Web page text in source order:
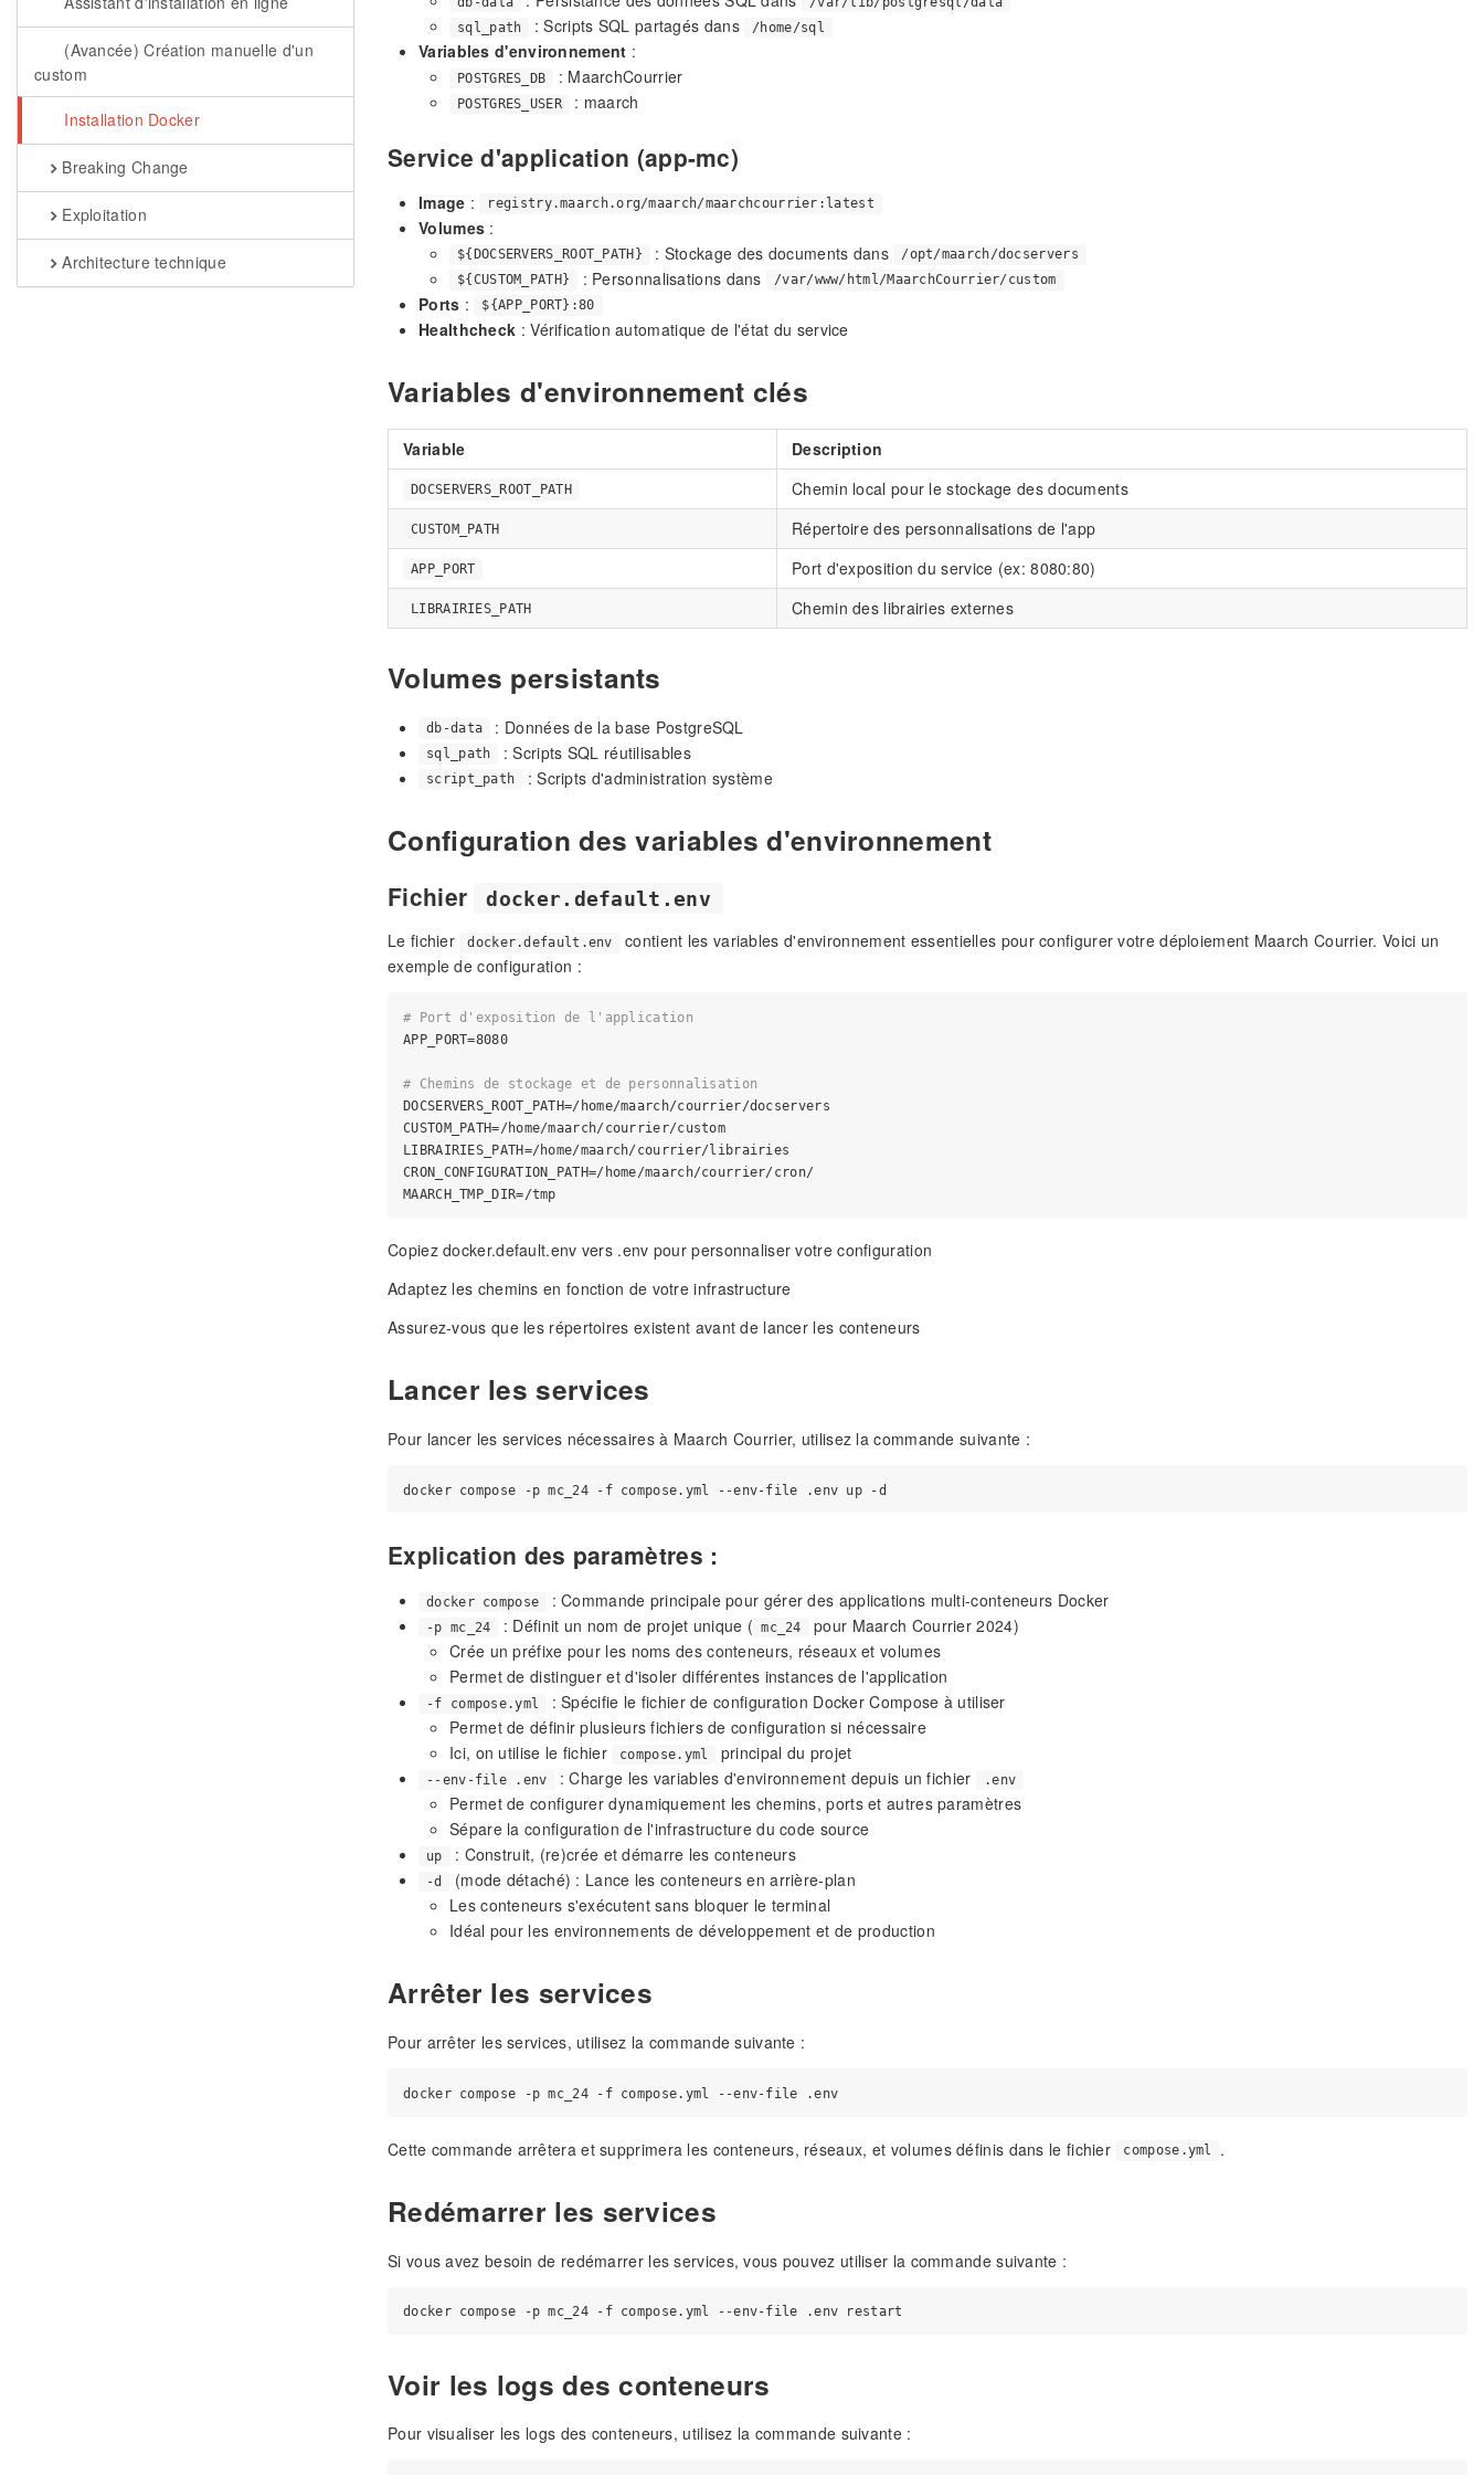
(Avancée) Création manuelle d'un
custom
Installation Docker
Breaking Change
Exploitation
Architecture technique
sql_path
: Scripts SQL partagés dans /home/sql
Variables d'environnement :
POSTGRES_DB : MaarchCourrier
POSTGRES_USER : maarch
Service d'application (app-mc)
Image : registry.maarch.org/maarch/maarchcourrier:latest
Volumes :
${DOCSERVERS_ROOT_PATH} : Stockage des documents dans
/opt/maarch/docservers
${CUSTOM_PATH}
: Personnalisations dans /var/www/html/MaarchCourrier/custom
Ports : ${APP_PORT}:80
Healthcheck : Vérification automatique de l'état du service
Variables d'environnement clés
Variable Description
DOCSERVERS_ROOT_PATH Chemin local pour le stockage des documents
CUSTOM_PATH Répertoire des personnalisations de l'app
APP_PORT Port d'exposition du service (ex: 8080:80)
LIBRAIRIES_PATH Chemin des librairies externes
Volumes persistants
db-data : Données de la base PostgreSQL
sql_path : Scripts SQL réutilisables
script_path : Scripts d'administration système
Configuration des variables d'environnement
Fichier docker.default.env
Le fichier docker.default.env
contient les variables d'environnement essentielles pour configurer votre déploiement Maarch Courrier. Voici un
exemple de configuration :
# Port d'exposition de l'application
APP_PORT=8080
# Chemins de stockage et de personnalisation
DOCSERVERS_ROOT_PATH=/home/maarch/courrier/docservers
CUSTOM_PATH=/home/maarch/courrier/custom
LIBRAIRIES_PATH=/home/maarch/courrier/librairies
CRON_CONFIGURATION_PATH=/home/maarch/courrier/cron/
Copiez docker.default.env vers .env pour personnaliser votre configuration
Adaptez les chemins en fonction de votre infrastructure
Assurez-vous que les répertoires existent avant de lancer les conteneurs
Lancer les services
Pour lancer les services nécessaires à Maarch Courrier, utilisez la commande suivante :
Explication des paramètres :
docker compose : Commande principale pour gérer des applications multi-conteneurs Docker
-p mc_24 : Définit un nom de projet unique ( mc_24
pour Maarch Courrier 2024)
Crée un préfixe pour les noms des conteneurs, réseaux et volumes
Permet de distinguer et d'isoler différentes instances de l'application
-f compose.yml
: Spécifie le fichier de configuration Docker Compose à utiliser
Permet de définir plusieurs fichiers de configuration si nécessaire
Ici, on utilise le fichier
compose.yml principal du projet
--env-file .env : Charge les variables d'environnement depuis un fichier .env
Permet de configurer dynamiquement les chemins, ports et autres paramètres
Sépare la configuration de l'infrastructure du code source
up : Construit, (re)crée et démarre les conteneurs
-d
(mode détaché) : Lance les conteneurs en arrière-plan
Les conteneurs s'exécutent sans bloquer le terminal
Idéal pour les environnements de développement et de production
Arrêter les services
Pour arrêter les services, utilisez la commande suivante :
Cette commande arrêtera et supprimera les conteneurs, réseaux, et volumes définis dans le fichier compose.yml .
Redémarrer les services
Si vous avez besoin de redémarrer les services, vous pouvez utiliser la commande suivante :
Voir les logs des conteneurs
Pour visualiser les logs des conteneurs, utilisez la commande suivante :